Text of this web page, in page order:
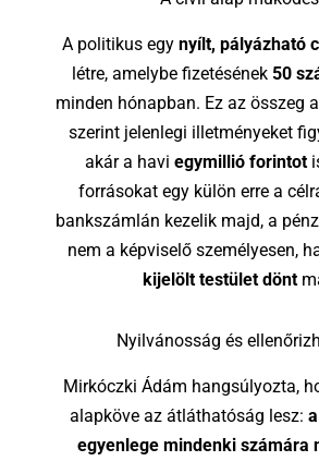
A politikus egy nyílt, pályázható
létre, amelybe fizetésének 50
minden hónapban. Ez az összeg
szerint jelenlegi illetményeket
akár a havi egymillió forintot
forrásokat egy külön erre a
bankszámlán kezelik majd, a
nem a képviselő személyesen,
kijelölt testület dönt
Nyilvánosság és
Mirkóczki Ádám hangsúlyozta,
alapköve az átláthatóság lesz:
egyenlege mindenki számára